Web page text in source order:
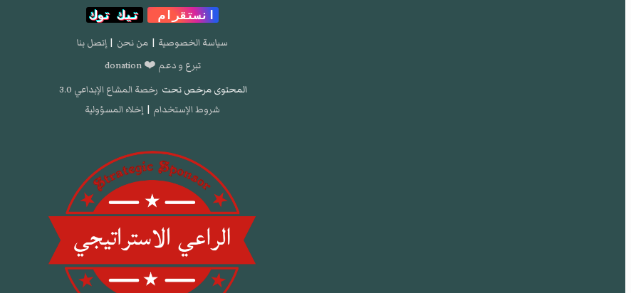
انستقرام
تيك توك
سياسة الخصوصية | من نحن | إتصل بنا
تبرع و دعم ❤️ donation
المحتوى مرخص تحت رخصة المشاع الإبداعي 3.0
شروط الإستخدام | إخلاء المسؤولية